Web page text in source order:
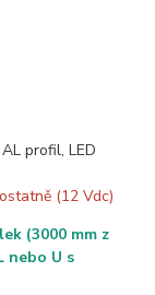
profil, LED
(12 Vdc)
(3000 mm z
nebo U s